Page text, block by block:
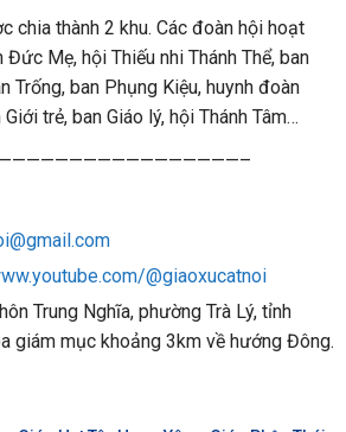
chia thành 2 khu. Các đoàn hội hoạt
Mẹ, hội Thiếu nhi Thánh Thể, ban
Trống, ban Phụng Kiệu, huynh đoàn
trẻ, ban Giáo lý, hội Thánh Tâm…
@giaoxucatnoi
Trung Nghĩa, phường Trà Lý, tỉnh
giám mục khoảng 3km về hướng Đông.